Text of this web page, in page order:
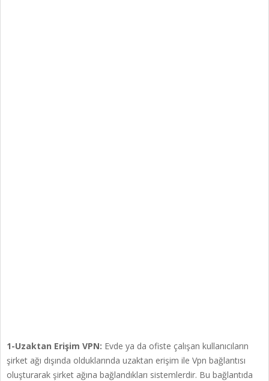
1-Uzaktan Erişim VPN: Evde ya da ofiste çalışan kullanıcıların
şirket ağı dışında olduklarında uzaktan erişim ile Vpn bağlantısı
oluşturarak şirket ağına bağlandıkları sistemlerdir. Bu bağlantıda